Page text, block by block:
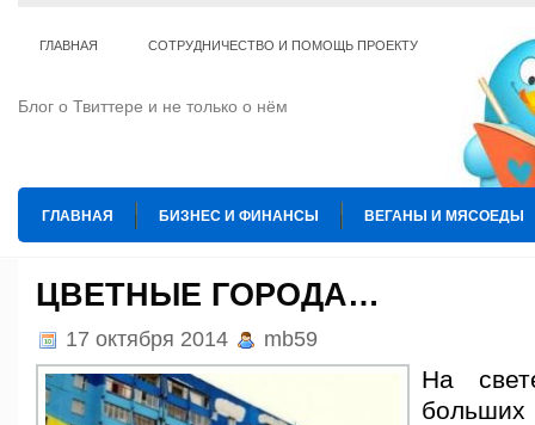
ГЛАВНАЯ СОТРУДНИЧЕСТВО И ПОМОЩЬ ПРОЕКТУ
Блог о Твиттере и не только о нём
ГЛАВНАЯ БИЗНЕС И ФИНАНСЫ ВЕГАНЫ И МЯСОЕДЫ
ЦВЕТНЫЕ ГОРОДА…
17 октября 2014 mb59
На